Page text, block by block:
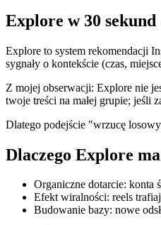
Explore w 30
Explore to system rekomendacji
sygnały o kontekście (czas,
Z mojej obserwacji: Explore nie
twoje treści na małej grupie; jeśli
Dlatego podejście "wrzucę
Dlaczego Explore
Organiczne dotarcie: konta
Efekt wiralności: reels
Budowanie bazy: nowe